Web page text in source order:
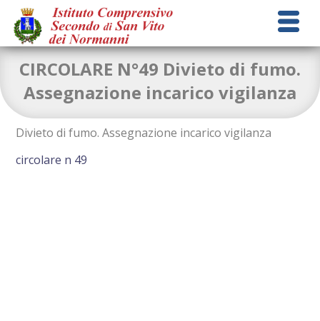
CIRCOLARE N°49 Divieto di fumo.
Assegnazione incarico vigilanza
Divieto di fumo. Assegnazione incarico vigilanza
circolare n 49